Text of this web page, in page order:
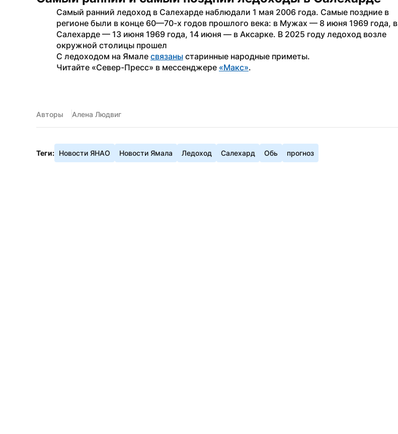
Самый ранний ледоход в Салехарде наблюдали 1 мая 2006 года. Самые поздние в
регионе были в конце 60—70-х годов прошлого века: в Мужах — 8 июня 1969 года, в
Салехарде — 13 июня 1969 года, 14 июня — в Аксарке. В 2025 году ледоход возле
окружной столицы прошел
С ледоходом на Ямале связаны старинные народные приметы.
Читайте «Север-Пресс» в мессенджере «Макс».
Авторы Алена Людвиг
Теги: Новости ЯНАО Новости Ямала Ледоход Салехард Обь прогноз